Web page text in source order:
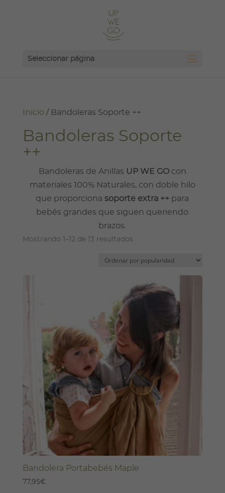
Seleccionar página
Inicio / Bandoleras Soporte ++
Bandoleras Soporte
++
Bandoleras de Anillas UP WE GOcon
materiales 100% Naturales, con doble hilo
que proporcionasoporte extra ++ para
bebés grandes que siguen queriendo
brazos.
Mostrando 1–12 de 13 resultadosOrdenado
popularidad
Bandolera Portabebés Maple
77,95€